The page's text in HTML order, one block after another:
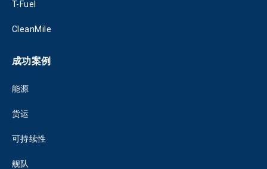
T-Fuel
CleanMile
成功案例
能源
货运
可持续性
舰队